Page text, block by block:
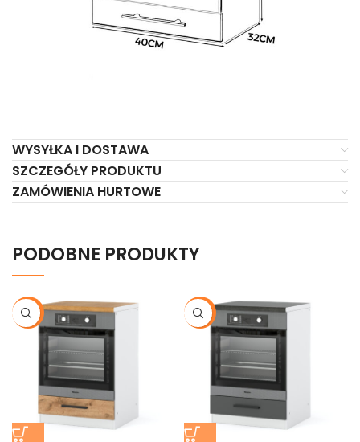
WYSYŁKA I DOSTAWA
SZCZEGÓŁY PRODUKTU
ZAMÓWIENIA HURTOWE
PODOBNE PRODUKTY
-21% -21%